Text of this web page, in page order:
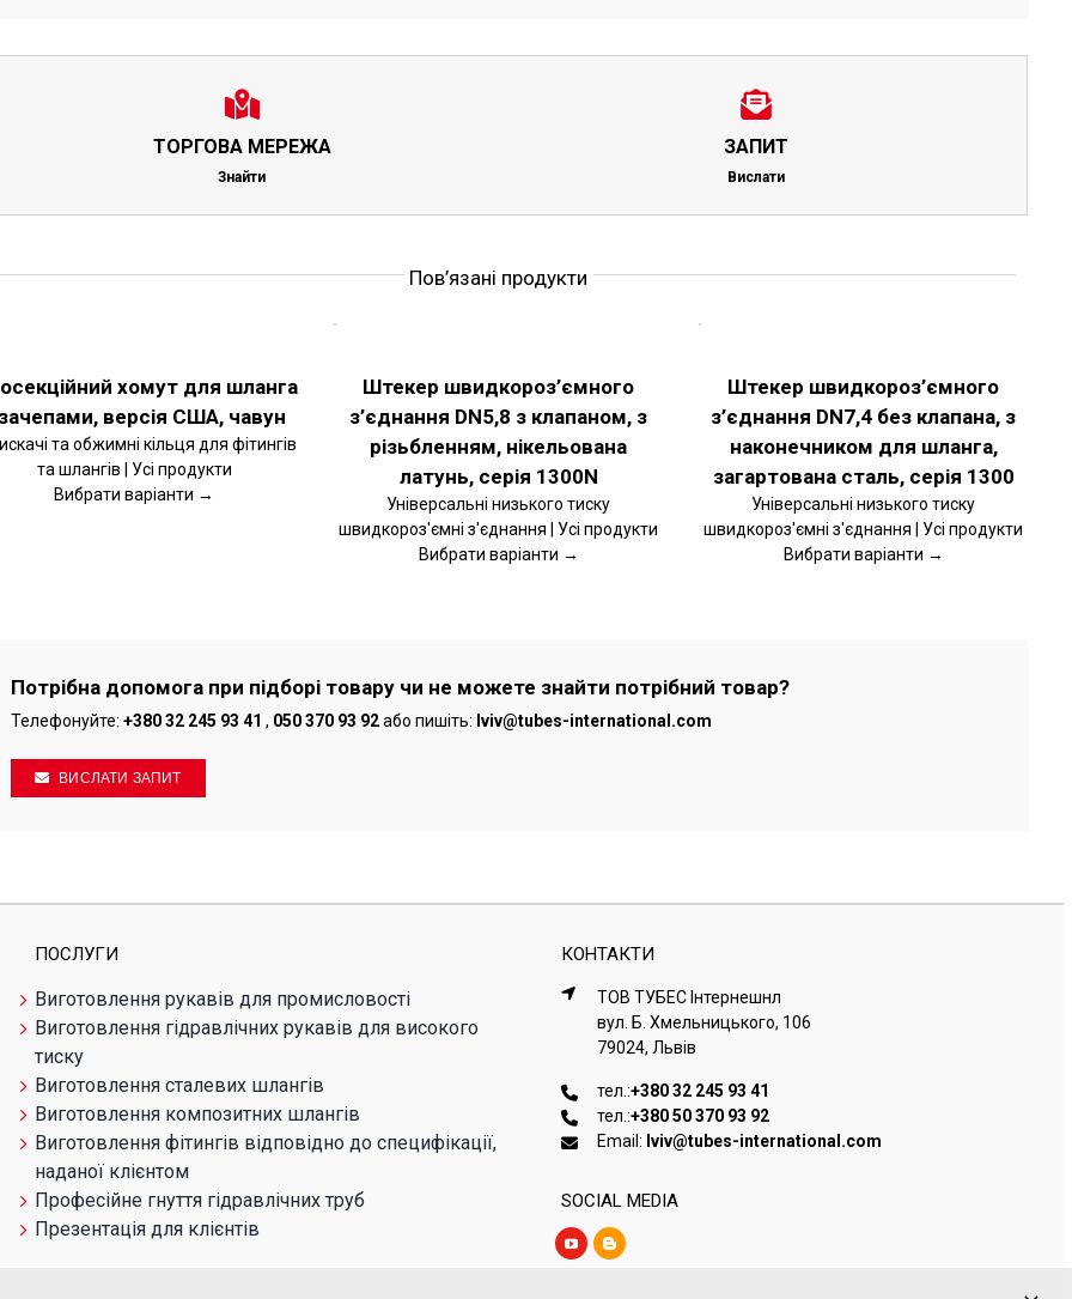
ТОРГОВА МЕРЕЖА
Знайти
ЗАПИТ
Вислати
Пов’язані продукти
хомут для шланга
версія США, чавун
та обжимні кільця для фітингів
та шлангів | Усі продукти
Вибрати варіанти →
ТОВАР
МАЄ
КІЛЬКА
ВАРІАНТІВ.
ПАРАМЕТРИ
ВИБРАТИ
СТОРІНЦІ
Штекер швидкороз’ємного
з’єднання DN5,8 з клапаном, з
різьбленням, нікельована
латунь, серія 1300N
Універсальні низького тиску
швидкороз'ємні з'єднання | Усі продукти
Вибрати варіанти →
ТОВАР
МАЄ
КІЛЬКА
ПАРАМЕТРИ
МОЖНА
ВИБРАТИ
СТОРІНЦІ
Штекер швидкороз’ємного
з’єднання DN7,4 без клапана, з
наконечником для шланга,
загартована сталь, серія 1300
Універсальні низького тиску
швидкороз'ємні з'єднання | Усі продукти
Вибрати варіанти →
Потрібна допомога при підборі товару чи не можете знайти потрібний товар?
Телефонуйте: +380 32 245 93 41 , 050 370 93 92або пишіть: lviv@tubes-international.com
ВИСЛАТИ ЗАПИТ
ПОСЛУГИ КОНТАКТИ
Виготовлення рукавів для промисловості
Виготовлення гідравлічних рукавів для високого
тиску
Виготовлення сталевих шлангів
Виготовлення композитних шлангів
Виготовлення фітингів відповідно до специфікації,
наданої клієнтом
Професійне гнуття гідравлічних труб
Презентація для клієнтів
ТОВ ТУБЕС Iнтернешнл
вул. Б. Хмельницького, 106
79024, Львiв
тел.:+380 32 245 93 41
тел.:+380 50 370 93 92
Email: lviv@tubes-international.com
SOCIAL MEDIA